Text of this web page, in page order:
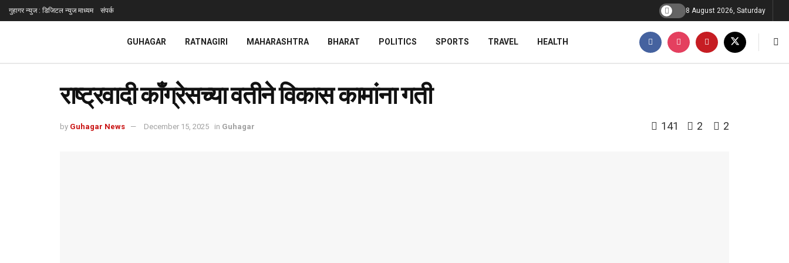
गुहागर न्युज : डिजिटल न्युज माध्यम संपर्क 8 August 2026, Saturday
GUHAGAR RATNAGIRI MAHARASHTRA BHARAT POLITICS SPORTS TRAVEL HEALTH
राष्ट्रवादी काँग्रेसच्या वतीने विकास कामांना गती
by Guhagar News December 15, 2025 in Guhagar 141 2 2